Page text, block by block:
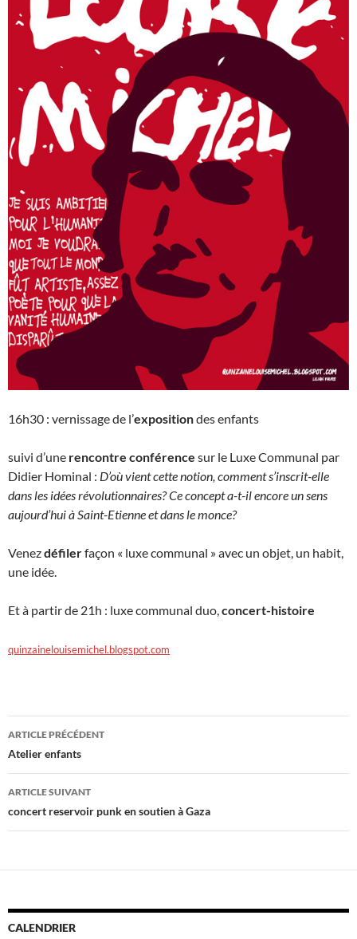
16h30 : vernissage de l’expositiondes enfants
suivi d’une rencontre conférence sur le Luxe Communal par
Didier Hominal : D’où vient cette notion, comment s’inscrit-elle
dans les idées révolutionnaires? Ce concept a-t-il encore un sens
aujourd’hui à Saint-Etienne et dans le monce?
Venezdéfilerfaçon « luxe communal » avec un objet, un habit,
une idée.
Et à partir de 21h : luxe communal duo, concert-histoire
quinzainelouisemichel.blogspot.com
Navigation
des
articles
ARTICLE PRÉCÉDENT
Atelier enfants
ARTICLE SUIVANT
concert reservoir punk en soutien à Gaza
CALENDRIER